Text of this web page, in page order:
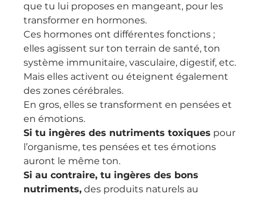
que tu lui proposes en mangeant, pour les
transformer en hormones.
Ces hormones ont différentes fonctions ;
elles agissent sur ton terrain de santé, ton
système immunitaire, vasculaire, digestif, etc.
Mais elles activent ou éteignent également
des zones cérébrales.
En gros, elles se transforment en pensées et
en émotions.
Si tu ingères des nutriments toxiques pour
l’organisme, tes pensées et tes émotions
auront le même ton.
Si au contraire, tu ingères des bons
nutriments, des produits naturels au